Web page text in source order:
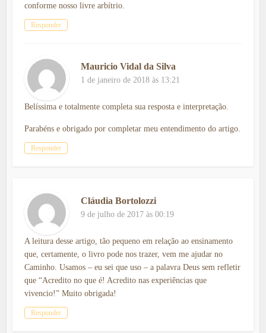
conforme nosso livre arbítrio.
Responder
Mauricio Vidal da Silva
1 de janeiro de 2018 às 13:21
Belíssima e totalmente completa sua resposta e interpretação.
Parabéns e obrigado por completar meu entendimento do artigo.
Responder
Cláudia Bortolozzi
9 de julho de 2017 às 00:19
A leitura desse artigo, tão pequeno em relação ao ensinamento
que, certamente, o livro pode nos trazer, vem me ajudar no
Caminho. Usamos – eu sei que uso – a palavra Deus sem refletir
que “Acredito no que é! Acredito nas experiências que
vivencio!” Muito obrigada!
Responder